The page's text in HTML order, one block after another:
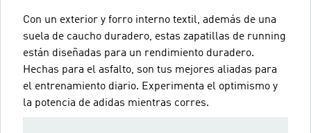
Con un exterior y forro interno textil, además de una
suela de caucho duradero, estas zapatillas de running
están diseñadas para un rendimiento duradero.
Hechas para el asfalto, son tus mejores aliadas para
el entrenamiento diario. Experimenta el optimismo y
la potencia de adidas mientras corres.